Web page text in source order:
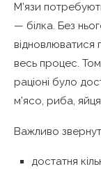
М’язи
— білка. Без
відновлюватися
весь процес.
раціоні було
м’ясо, риба,
Важливо
достатня